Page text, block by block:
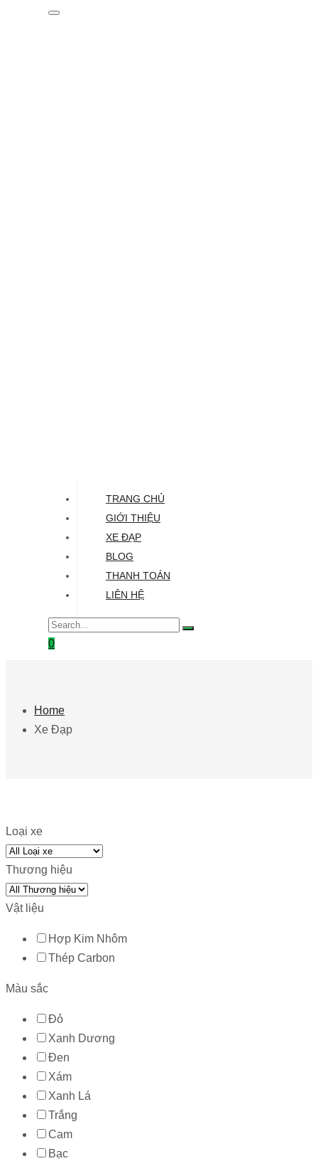
TRANG CHỦ
GIỚI THIỆU
XE ĐẠP
BLOG
THANH TOÁN
LIÊN HỆ
0
Home
Xe Đạp
Loại xe
Thương hiệu
Vật liệu
Hợp Kim Nhôm
Thép Carbon
Màu sắc
Đỏ
Xanh Dương
Đen
Xám
Xanh Lá
Trắng
Cam
Bạc